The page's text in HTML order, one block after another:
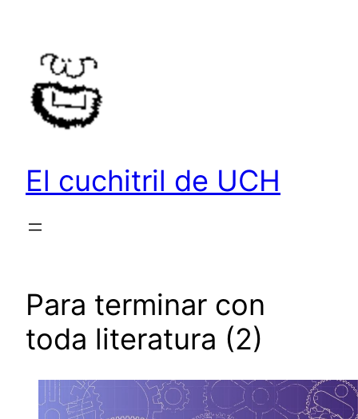
contenido
El cuchitril de UCH
Para terminar con
toda literatura (2)